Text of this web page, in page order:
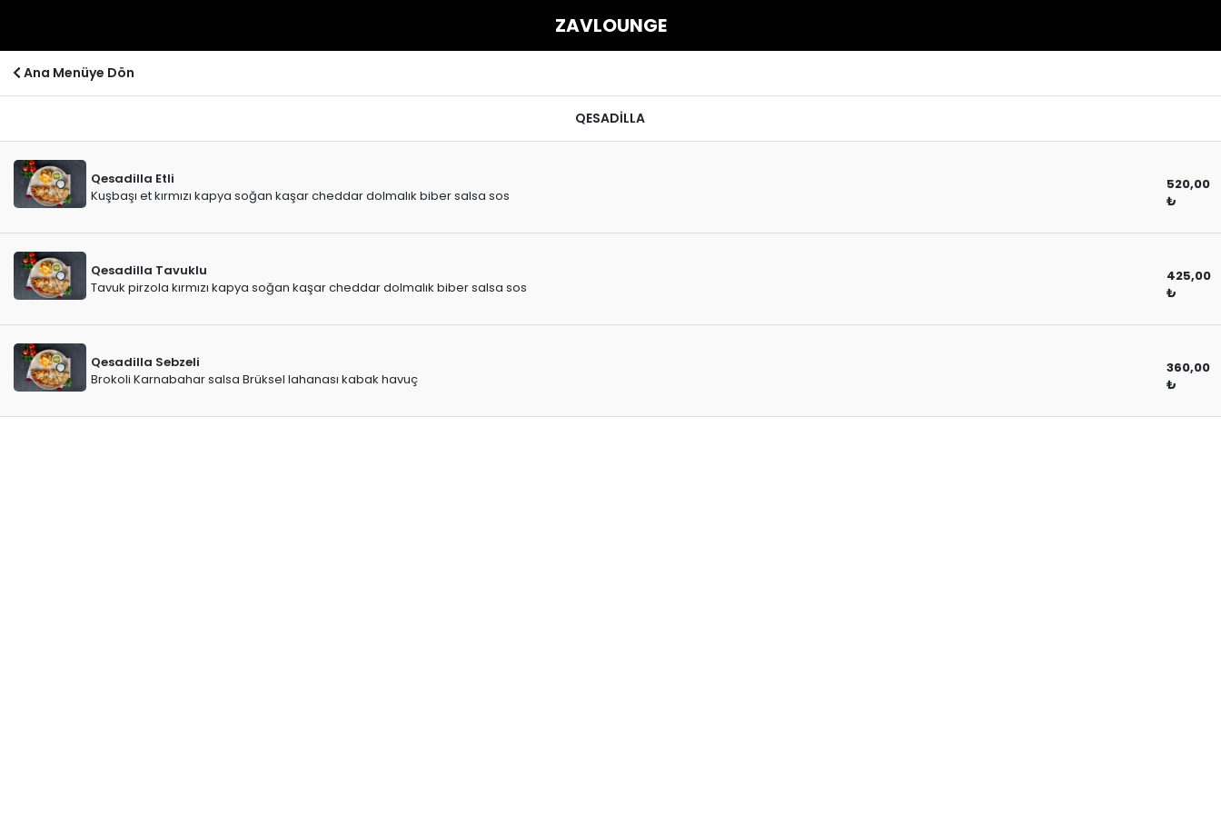
ZAVLOUNGE
Ana Menüye Dön
QESADİLLA
Qesadilla Etli
Kuşbaşı et kırmızı kapya soğan kaşar cheddar dolmalık biber salsa sos
520,00
₺
Qesadilla Tavuklu
Tavuk pirzola kırmızı kapya soğan kaşar cheddar dolmalık biber salsa sos
425,00
₺
Qesadilla Sebzeli
Brokoli Karnabahar salsa Brüksel lahanası kabak havuç
360,00
₺